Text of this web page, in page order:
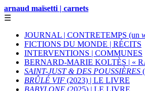
arnaud maïsetti | carnets
☰
JOURNAL | CONTRETEMPS (un
FICTIONS DU MONDE | RÉCITS
INTERVENTIONS | COMMUNES
BERNARD-MARIE KOLTÈS | «
SAINT-JUST & DES POUSSIÈRES
BRÛLÉ VIF (2023) | LE LIVRE
BABYLONE (2025) | LE LIVRE